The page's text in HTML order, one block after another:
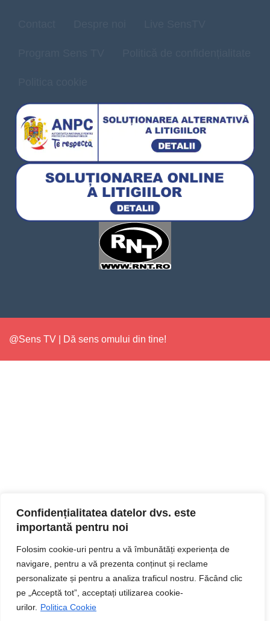
Confidențialitatea datelor dvs. este
importantă pentru noi
Folosim cookie-uri pentru a vă îmbunătăți experiența de
navigare, pentru a vă prezenta conținut și reclame
personalizate și pentru a analiza traficul nostru. Făcând clic
pe „Acceptă tot”, acceptați utilizarea cookie-
urilor. Politica Cookie
@Sens TV | Dă sens omului din tine!